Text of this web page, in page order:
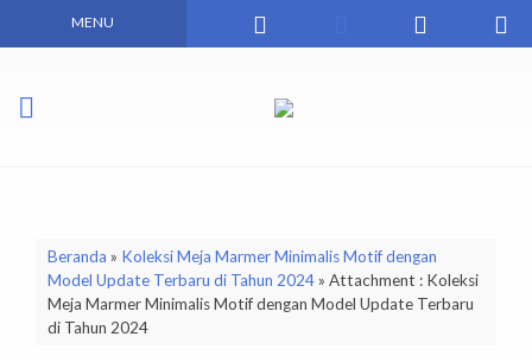
MENU
Beranda » Koleksi Meja Marmer Minimalis Motif dengan
Model Update Terbaru di Tahun 2024» Attachment : Koleksi
Meja Marmer Minimalis Motif dengan Model Update Terbaru
di Tahun 2024